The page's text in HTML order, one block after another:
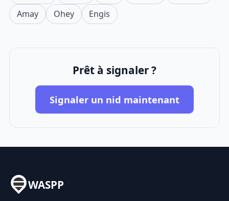
Amay
Ohey Engis
Prêt à signaler ?
Signaler un nid maintenant
WASPP